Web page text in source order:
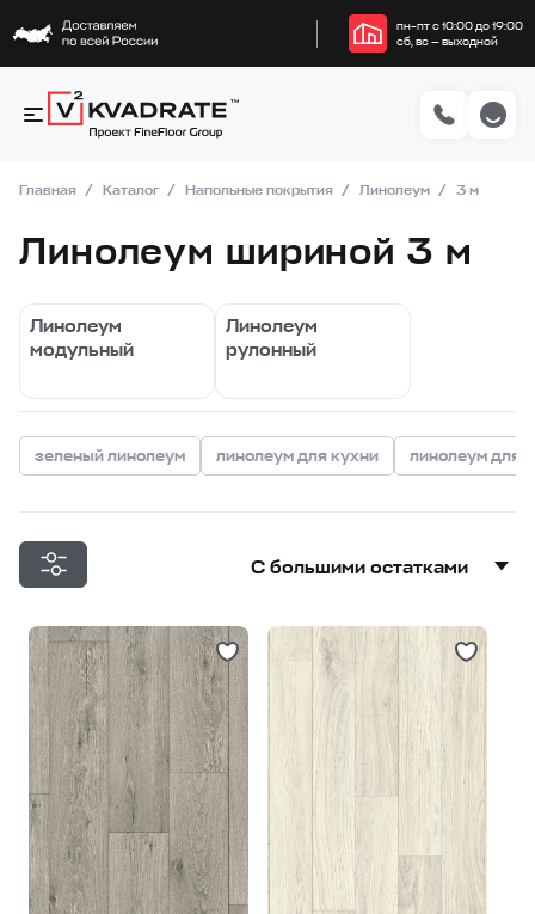
пн–пт с 10:00 до 19:00
сб, вс — выходной
Главная Каталог Напольные покрытия Линолеум 3 м
Линолеум шириной 3 м
Линолеум
модульный
Линолеум
рулонный
зеленый линолеум линолеум для кухни линолеум для
С большими остатками
Дешевле
Дороже